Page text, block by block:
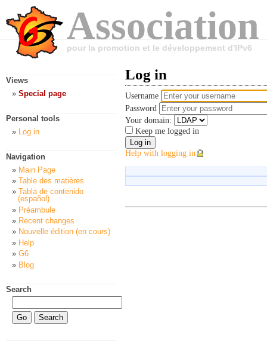
pour la promotion et le développement d'IPv6
Log in
Username
Password
Your domain:
Keep me logged in
Help with logging in
Views
Special page
Personal tools
Log in
Navigation
Main Page
Table des matières
Tabla de contenido
(español)
Préambule
Recent changes
Nouvelle édition (en cours)
Help
G6
Blog
Search